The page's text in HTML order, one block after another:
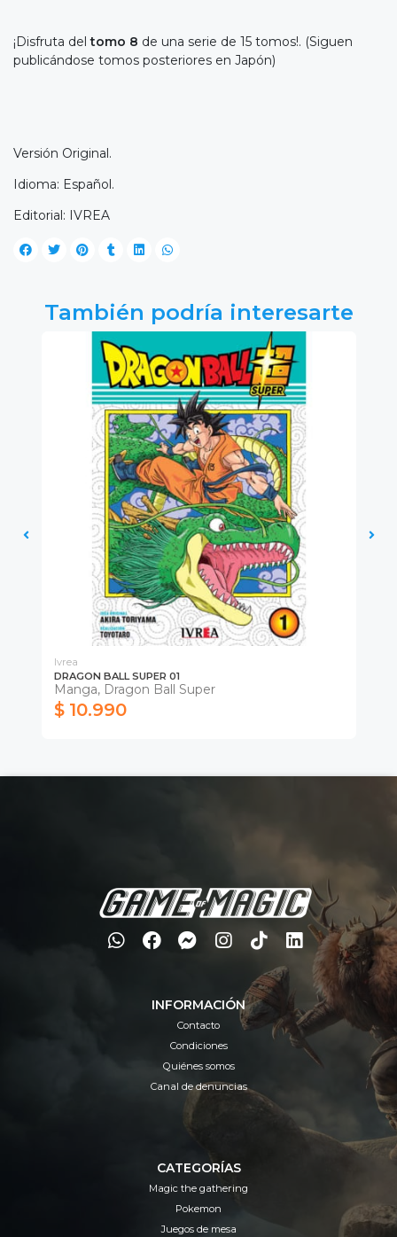
¡Disfruta deltomo 8 de una serie de 15 tomos!. (Siguen
publicándose tomos posteriores en Japón)
Versión Original.
Idioma: Español.
Editorial: IVREA
También podría interesarte
Ivrea
DRAGON BALL SUPER 01
Manga, Dragon Ball Super
$ 10.990
INFORMACIÓN
Contacto
Condiciones
Quiénes somos
Canal de denuncias
CATEGORÍAS
Magic the gathering
Pokemon
Juegos de mesa